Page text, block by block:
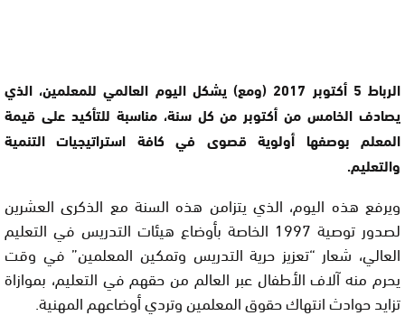
الرباط 5 أكتوبر 2017 (ومع) يشكل اليوم العالمي للمعلمين، الذي
يصادف الخامس من أكتوبر من كل سنة، مناسبة للتأكيد على قيمة
المعلم بوصفها أولوية قصوى في كافة استراتيجيات التنمية
والتعليم.
ويرفع هذه اليوم، الذي يتزامن هذه السنة مع الذكرى العشرين
لصدور توصية 1997 الخاصة بأوضاع هيئات التدريس في التعليم
العالي، شعار “تعزيز حرية التدريس وتمكين المعلمين” في وقت
يحرم منه آلاف الأطفال عبر العالم من حقهم في التعليم، بموازاة
تزايد حوادث انتهاك حقوق المعلمين وتردي أوضاعهم المهنية.